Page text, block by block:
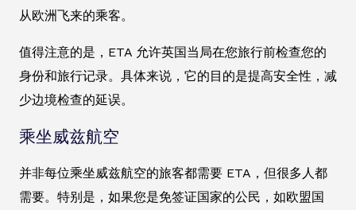
从欧洲飞来的乘客。
值得注意的是，ETA 允许英国当局在您旅行前检查您的
身份和旅行记录。具体来说，它的目的是提高安全性，减
少边境检查的延误。
乘坐威兹航空
并非每位乘坐威兹航空的旅客都需要 ETA，但很多人都
需要。特别是，如果您是免签证国家的公民，如欧盟国